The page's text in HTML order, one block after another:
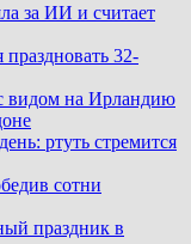
за ИИ и считает
32-
видом на Ирландию
ртуть стремится
сотни
праздник в